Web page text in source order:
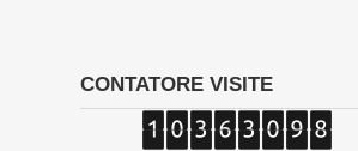
CONTATORE VISITE